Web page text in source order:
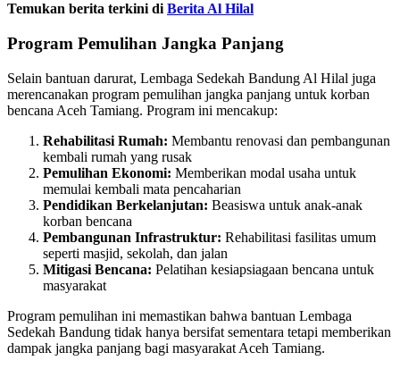
Temukan berita terkini di Berita Al Hilal
Program Pemulihan Jangka Panjang
Selain bantuan darurat, Lembaga Sedekah Bandung Al Hilal juga
merencanakan program pemulihan jangka panjang untuk korban
bencana Aceh Tamiang. Program ini mencakup:
Rehabilitasi Rumah: Membantu renovasi dan pembangunan
kembali rumah yang rusak
Pemulihan Ekonomi: Memberikan modal usaha untuk
memulai kembali mata pencaharian
Pendidikan Berkelanjutan: Beasiswa untuk anak-anak
korban bencana
Pembangunan Infrastruktur: Rehabilitasi fasilitas umum
seperti masjid, sekolah, dan jalan
Mitigasi Bencana: Pelatihan kesiapsiagaan bencana untuk
masyarakat
Program pemulihan ini memastikan bahwa bantuan Lembaga
Sedekah Bandung tidak hanya bersifat sementara tetapi memberikan
dampak jangka panjang bagi masyarakat Aceh Tamiang.